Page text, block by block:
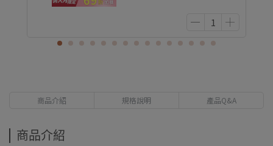
商品介紹 規格說明 產品Q&A
商品介紹